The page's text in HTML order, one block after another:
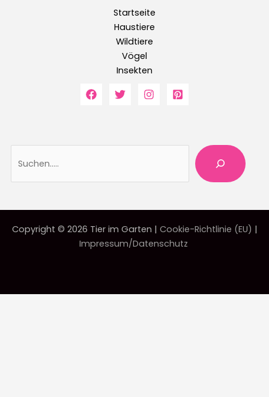
Startseite
Haustiere
Wildtiere
Vögel
Insekten
Copyright © 2026 Tier im Garten | Cookie-Richtlinie (EU) |
Impressum/Datenschutz